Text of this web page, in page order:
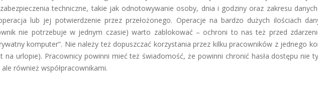
techniczne, takie jak odnotowywanie osoby, dnia i godziny oraz zakresu
lub jej potwierdzenie przez przełożonego. Operacje na bardzo dużych ilościach
nie potrzebuje w jednym czasie) warto zablokować – ochroni to nas też przed
komputer”. Nie należy też dopuszczać korzystania przez kilku pracowników z jednego
na urlopie). Pracownicy powinni mieć też świadomość, że powinni chronić hasła dostępu nie
również współpracownikami.